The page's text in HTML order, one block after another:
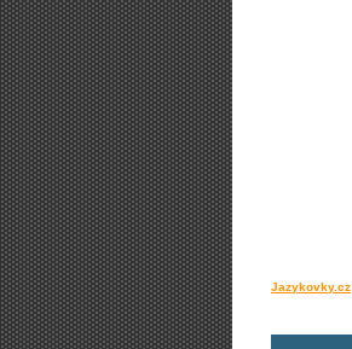
Jazykovky.cz